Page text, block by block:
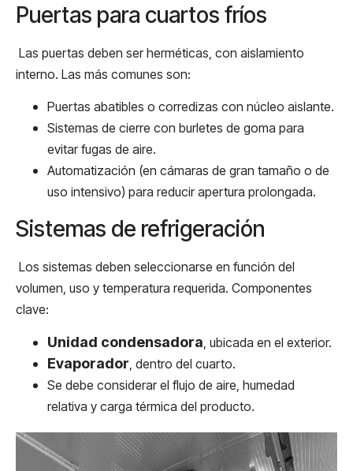
Puertas para cuartos fríos
Las puertas deben ser herméticas, con aislamiento
interno. Las más comunes son:
Puertas abatibles o corredizas con núcleo aislante.
Sistemas de cierre con burletes de goma para
evitar fugas de aire.
Automatización (en cámaras de gran tamaño o de
uso intensivo) para reducir apertura prolongada.
Sistemas de refrigeración
Los sistemas deben seleccionarse en función del
volumen, uso y temperatura requerida. Componentes
clave:
Unidad condensadora , ubicada en el exterior.
Evaporador , dentro del cuarto.
Se debe considerar el flujo de aire, humedad
relativa y carga térmica del producto.